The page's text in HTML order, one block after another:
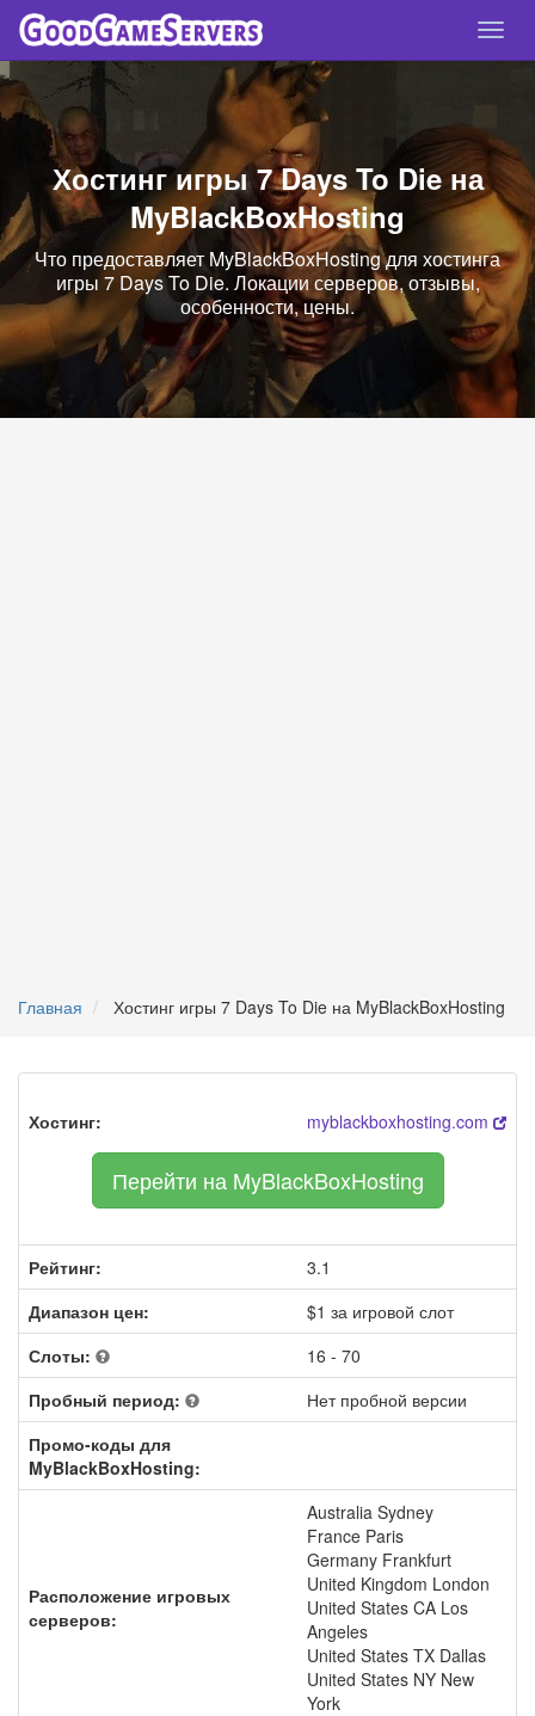
Хостинг игры 7 Days To Die на
MyBlackBoxHosting
Что предоставляет MyBlackBoxHosting для хостинга
игры 7 Days To Die. Локации серверов, отзывы,
особенности, цены.
Главная Хостинг игры 7 Days To Die на MyBlackBoxHosting
Хостинг: myblackboxhosting.com
Перейти на MyBlackBoxHosting
Рейтинг:
3.1
Диапазон цен:
$1 за игровой слот
Слоты:
16 - 70
Пробный период:
Нет пробной версии
Промо-коды для
MyBlackBoxHosting:
Расположение игровых
серверов:
Australia Sydney
France Paris
Germany Frankfurt
United Kingdom London
United States CA Los
Angeles
United States TX Dallas
United States NY New
York